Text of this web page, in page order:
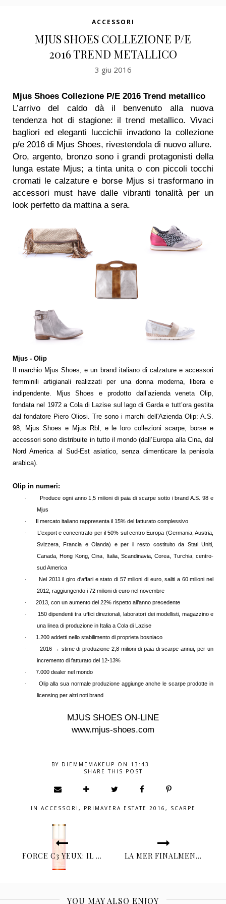
ACCESSORI
MJUS SHOES COLLEZIONE P/E
2016 TREND METALLICO
3 giu 2016
Mjus Shoes Collezione P/E 2016 Trend metallico
L’arrivo del caldo dà il benvenuto alla nuova
tendenza hot di stagione: il trend metallico. Vivaci
bagliori ed eleganti luccichii invadono la collezione
p/e 2016 di Mjus Shoes, rivestendola di nuovo allure.
Oro, argento, bronzo sono i grandi protagonisti della
lunga estate Mjus; a tinta unita o con piccoli tocchi
cromati le calzature e borse Mjus si trasformano in
accessori must have dalle vibranti tonalità per un
look perfetto da mattina a sera.
Mjus - Olip
Il marchio Mjus Shoes, e un brand italiano di calzature e accessori
femminili artigianali realizzati per una donna moderna, libera e
indipendente. Mjus Shoes e prodotto dall’azienda veneta Olip,
fondata nel 1972 a Cola di Lazise sul lago di Garda e tutt’ora gestita
dal fondatore Piero Oliosi. Tre sono i marchi dell'Azienda Olip: A.S.
98, Mjus Shoes e Mjus Rbl, e le loro collezioni scarpe, borse e
accessori sono distribuite in tutto il mondo (dall’Europa alla Cina, dal
Nord America al Sud-Est asiatico, senza dimenticare la penisola
arabica).
Olip in numeri:
·
Produce ogni anno 1,5 milioni di paia di scarpe sotto i brand A.S. 98 e
Mjus
· Il mercato italiano rappresenta il 15% del fatturato complessivo
·
L'export e concentrato per il 50% sul centro Europa (Germania, Austria,
Svizzera, Francia e Olanda) e per il resto costituito da Stati Uniti,
Canada, Hong Kong, Cina, Italia, Scandinavia, Corea, Turchia, centro-
sud America
·
Nel 2011 il giro d'affari e stato di 57 milioni di euro, saliti a 60 milioni nel
2012, raggiungendo i 72 milioni di euro nel novembre
· 2013, con un aumento del 22% rispetto all’anno precedente
·
150 dipendenti tra uffici direzionali, laboratori dei modellisti, magazzino e
una linea di produzione in Italia a Cola di Lazise
· 1.200 addetti nello stabilimento di proprieta bosniaco
· 2016 → stime di produzione 2,8 milioni di paia di scarpe annui, per un
incremento di fatturato del 12-13%
· 7.000 dealer nel mondo
·
Olip alla sua normale produzione aggiunge anche le scarpe prodotte in
licensing per altri noti brand
MJUS SHOES ON-LINE
www.mjus-shoes.com
BY DIEMMEMAKEUP ON 13:43
SHARE THIS POST
IN ACCESSORI , PRIMAVERA ESTATE 2016 , SCARPE
FORCE C3 YEUX: IL PRIMO TRATTAMENTO/MASCHERA CONTORNO OCCHI HR. LA MER FINALMENTE PROPONE LA NUOVA CLEASING MICELLAR WATER.
YOU MAY ALSO ENJOY